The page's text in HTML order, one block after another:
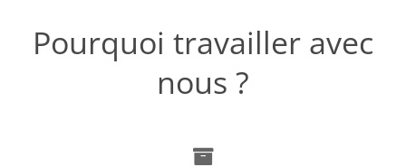
Pourquoi travailler avec
nous ?